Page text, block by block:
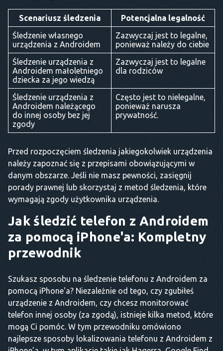
Scenariusz śledzenia
Potencjalna legalność
Śledzenie własnego
urządzenia z Androidem
Zazwyczaj jest to legalne,
ponieważ należy do ciebie
Śledzenie urządzenia z
Androidem małoletniego
dziecka za jego wiedzą
Zazwyczaj jest to legalne
dla rodziców
Śledzenie urządzenia z
Androidem należącego
do innej osoby bez jej
zgody
Często jest to nielegalne,
ponieważ narusza
prywatność.
Przed rozpoczęciem śledzenia jakiegokolwiek urządzenia
należy zapoznać się z przepisami obowiązującymi w
danym obszarze. Jeśli nie masz pewności, zasięgnij
porady prawnej lub skorzystaj z metod śledzenia, które
wymagają zgody użytkownika urządzenia.
Jak śledzić telefon z Androidem
za pomocą iPhone'a: Kompletny
przewodnik
Szukasz sposobu na śledzenie telefonu z Androidem za
pomocą iPhone'a? Niezależnie od tego, czy zgubiłeś
urządzenie z Androidem, czy chcesz monitorować
telefon innej osoby (za zgodą), istnieje kilka metod, które
mogą Ci pomóc. W tym przewodniku omówiono
najlepsze sposoby lokalizowania telefonu z Androidem z